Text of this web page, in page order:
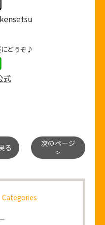
にどうぞ♪
式
る
次のページ
>
Categories